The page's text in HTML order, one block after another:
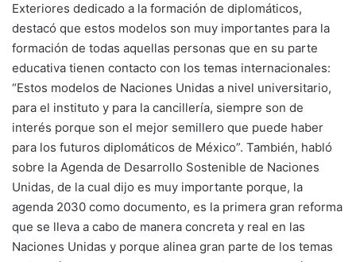
Exteriores dedicado a la formación de diplomáticos,
destacó que estos modelos son muy importantes para la
formación de todas aquellas personas que en su parte
educativa tienen contacto con los temas internacionales:
“Estos modelos de Naciones Unidas a nivel universitario,
para el instituto y para la cancillería, siempre son de
interés porque son el mejor semillero que puede haber
para los futuros diplomáticos de México”. También, habló
sobre la Agenda de Desarrollo Sostenible de Naciones
Unidas, de la cual dijo es muy importante porque, la
agenda 2030 como documento, es la primera gran reforma
que se lleva a cabo de manera concreta y real en las
Naciones Unidas y porque alinea gran parte de los temas